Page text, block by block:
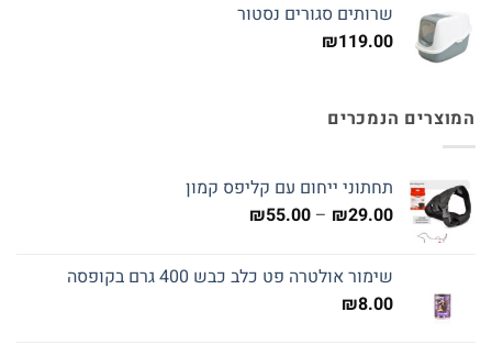
שרותים סגורים נסטור
₪119.00
המוצרים הנמכרים
תחתוני ייחום עם קליפס קמון
₪29.00
–
₪55.00
עד
שימור אולטרה פט כלב כבש 400 גרם בקופסה
₪8.00